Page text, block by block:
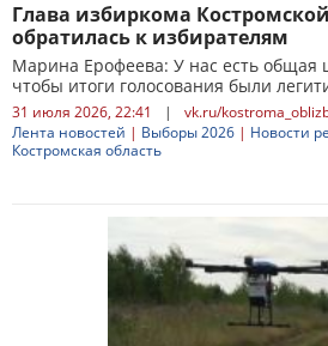
Глава избиркома
обратилась к избирателям
Марина Ерофеева: У нас есть общая
чтобы итоги голосования были
31 июля 2026, 22:41 |
vk.ru/
Лента новостей | Выборы 2026 | Новости
Костромская область